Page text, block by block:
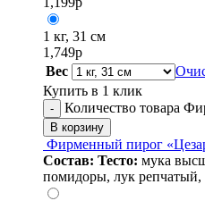
1 кг, 31 см
1,749р
Вес
Купить в 1 клик
- Количество товара
В корзину
Фирменный пирог
Состав: Тесто: мука
помидоры, лук